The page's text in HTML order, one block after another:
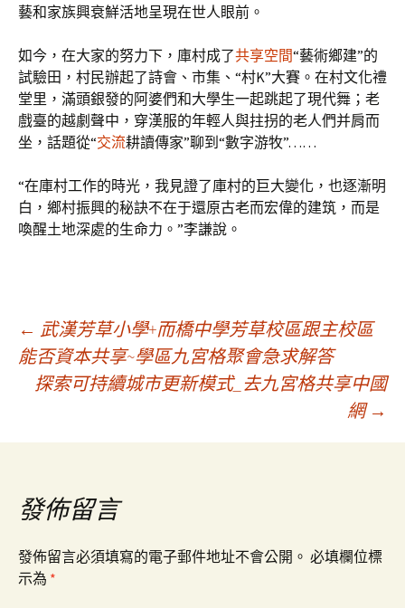
藝和家族興衰鮮活地呈現在世人眼前。
如今，在大家的努力下，庫村成了共享空間“藝術鄉建”的
試驗田，村民辦起了詩會、市集、“村K”大賽。在村文化禮
堂里，滿頭銀發的阿婆們和大學生一起跳起了現代舞；老
戲臺的越劇聲中，穿漢服的年輕人與拄拐的老人們并肩而
坐，話題從“交流耕讀傳家”聊到“數字游牧”……
“在庫村工作的時光，我見證了庫村的巨大變化，也逐漸明
白，鄉村振興的秘訣不在于還原古老而宏偉的建筑，而是
喚醒土地深處的生命力。”李謙說。
文
章
導
覽
← 武漢芳草小學+而橋中學芳草校區跟主校區
能否資本共享~學區九宮格聚會急求解答
探索可持續城市更新模式_去九宮格共享中國
網 →
發佈留言
發佈留言必須填寫的電子郵件地址不會公開。 必填欄位標
示為 *